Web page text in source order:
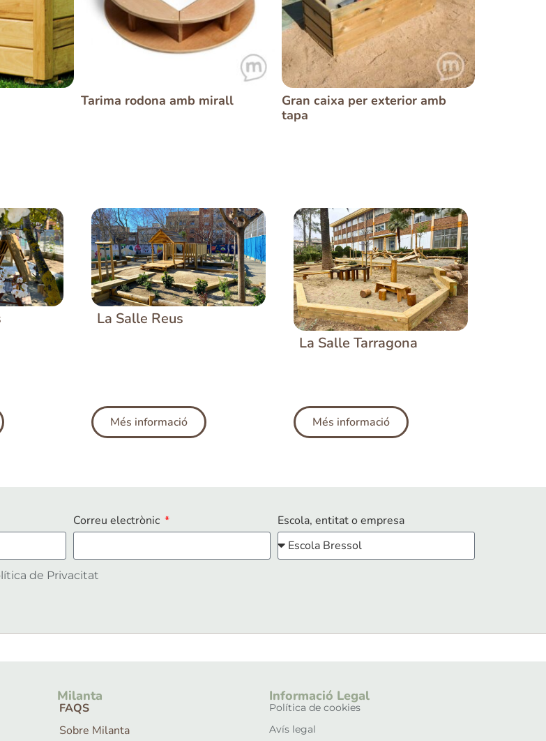
Tarima rodona amb mirall
Gran caixa per exterior amb
tapa
La Salle Reus
Més informació
La Salle Tarragona
Més informació
Correu electrònic Escola, entitat o empresa
de Privacitat
Milanta
FAQS
Sobre Milanta
Informació Legal
Política de cookies
Avís legal